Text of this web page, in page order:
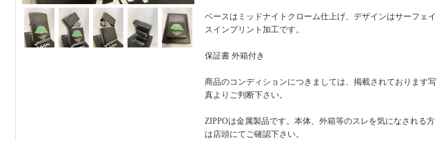
ベースはミッドナイトクローム仕上げ、デザインはサーフェイ
スインプリント加工です。
保証書 外箱付き
商品のコンディションにつきましては、掲載されております写
真よりご判断下さい。
ZIPPOは金属製品です。本体、外箱等のスレを気になされる方
は店頭にてご確認下さい。